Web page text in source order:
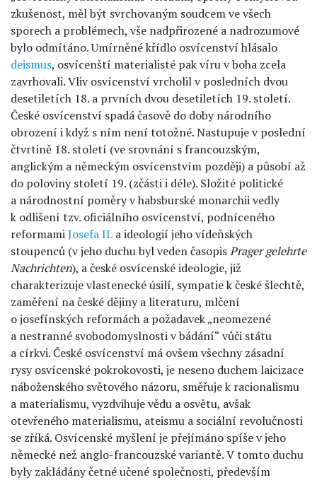
zkušenost, měl být svrchovaným soudcem ve všech
sporech a problémech, vše nadpřirozené a nadrozumové
bylo odmítáno. Umírněné křídlo osvícenství hlásalo
deismus, osvícenští materialisté pak víru v boha zcela
zavrhovali. Vliv osvícenství vrcholil v posledních dvou
desetiletích 18. a prvních dvou desetiletích 19. století.
České osvícenství spadá časově do doby národního
obrození i když s ním není totožné. Nastupuje v poslední
čtvrtině 18. století (ve srovnání s francouzským,
anglickým a německým osvícenstvím později) a působí až
do poloviny století 19. (zčásti i déle). Složité politické
a národnostní poměry v habsburské monarchii vedly
k odlišení tzv. oficiálního osvícenství, podníceného
reformamiJosefa II. a ideologií jeho vídeňských
stoupenců (v jeho duchu byl veden časopisPrager gelehrte
Nachrichten), a české osvícenské ideologie, již
charakterizuje vlastenecké úsilí, sympatie k české šlechtě,
zaměření na české dějiny a literaturu, mlčení
o josefínských reformách a požadavek „neomezené
a nestranné svobodomyslnosti v bádání“ vůči státu
a církvi. České osvícenství má ovšem všechny zásadní
rysy osvícenské pokrokovosti, je neseno duchem laicizace
náboženského světového názoru, směřuje k racionalismu
a materialismu, vyzdvihuje vědu a osvětu, avšak
otevřeného materialismu, ateismu a sociální revolučnosti
se zříká. Osvícenské myšlení je přejímáno spíše v jeho
německé než anglo-francouzské variantě. V tomto duchu
byly zakládány četné učené společnosti, především